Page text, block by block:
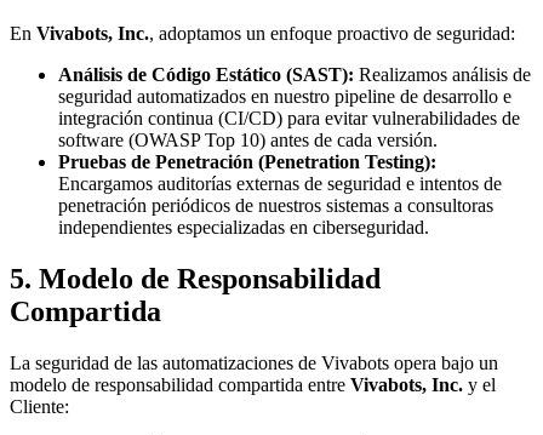
En Vivabots, Inc., adoptamos un enfoque proactivo de seguridad:
Análisis de Código Estático (SAST): Realizamos análisis de
seguridad automatizados en nuestro pipeline de desarrollo e
integración continua (CI/CD) para evitar vulnerabilidades de
software (OWASP Top 10) antes de cada versión.
Pruebas de Penetración (Penetration Testing):
Encargamos auditorías externas de seguridad e intentos de
penetración periódicos de nuestros sistemas a consultoras
independientes especializadas en ciberseguridad.
5. Modelo de Responsabilidad
Compartida
La seguridad de las automatizaciones de Vivabots opera bajo un
modelo de responsabilidad compartida entre Vivabots, Inc. y el
Cliente: